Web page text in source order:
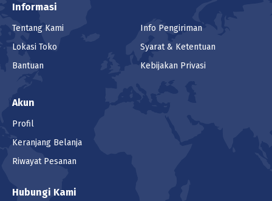
Informasi
Tentang Kami
Lokasi Toko
Bantuan
Info Pengiriman
Syarat & Ketentuan
Kebijakan Privasi
Akun
Profil
Keranjang Belanja
Riwayat Pesanan
Hubungi Kami